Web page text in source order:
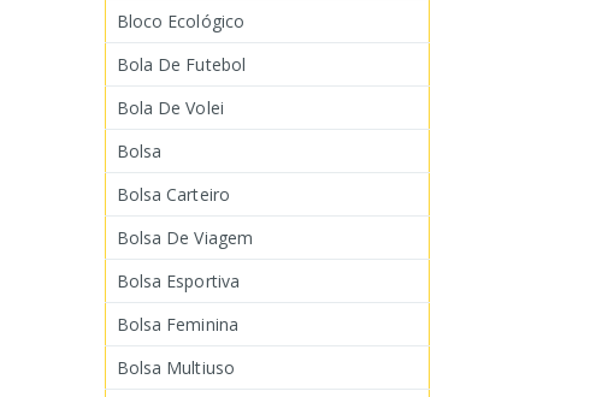
Bloco Ecológico
Bola De Futebol
Bola De Volei
Bolsa
Bolsa Carteiro
Bolsa De Viagem
Bolsa Esportiva
Bolsa Feminina
Bolsa Multiuso